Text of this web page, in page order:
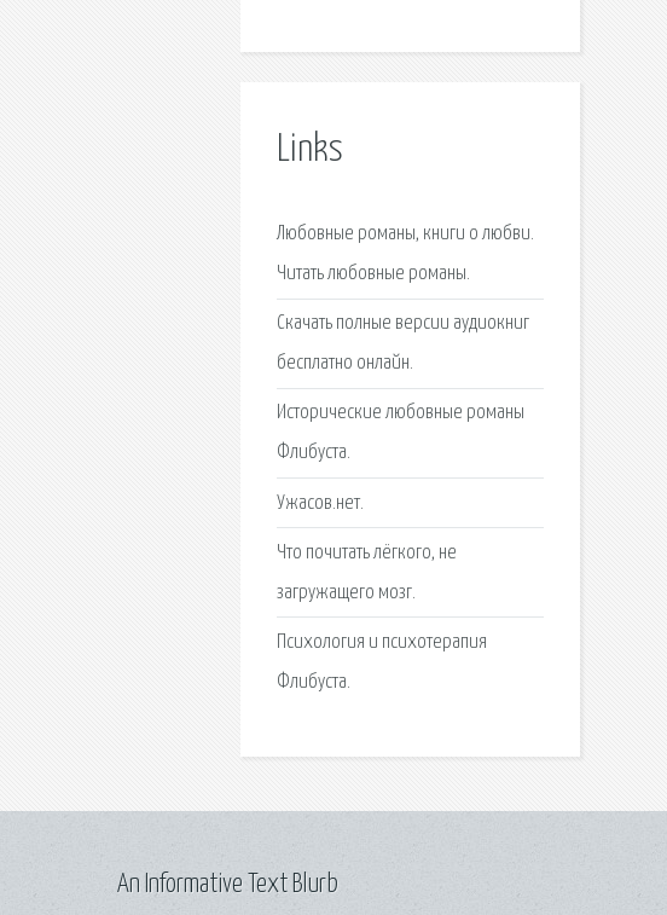
Links
Любовные романы, книги о любви.
Читать любовные романы.
Скачать полные версии аудиокниг
бесплатно онлайн.
Исторические любовные романы
Флибуста.
Ужасов.нет.
Что почитать лёгкого, не
загружащего мозг.
Психология и психотерапия
Флибуста.
An Informative Text Blurb